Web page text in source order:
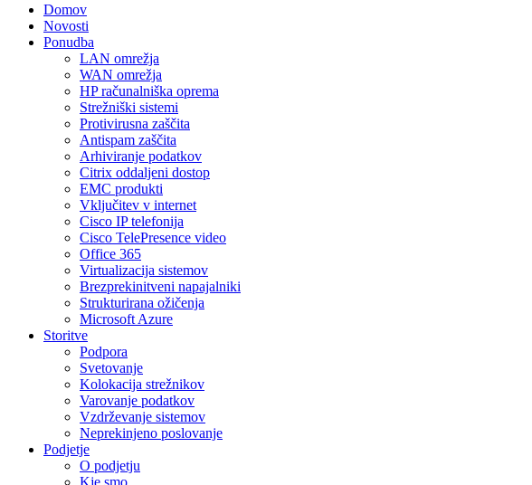
Domov
Novosti
Ponudba
LAN omrežja
WAN omrežja
HP računalniška oprema
Strežniški sistemi
Protivirusna zaščita
Antispam zaščita
Arhiviranje podatkov
Citrix oddaljeni dostop
EMC produkti
Vključitev v internet
Cisco IP telefonija
Cisco TelePresence video
Office 365
Virtualizacija sistemov
Brezprekinitveni napajalniki
Strukturirana ožičenja
Microsoft Azure
Storitve
Podpora
Svetovanje
Kolokacija strežnikov
Varovanje podatkov
Vzdrževanje sistemov
Neprekinjeno poslovanje
Podjetje
O podjetju
Kje smo